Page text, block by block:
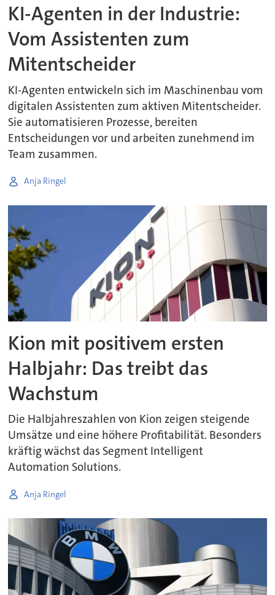
KI-Agenten in der Industrie:
Vom Assistenten zum
Mitentscheider
KI-Agenten entwickeln sich im Maschinenbau vom
digitalen Assistenten zum aktiven Mitentscheider.
Sie automatisieren Prozesse, bereiten
Entscheidungen vor und arbeiten zunehmend im
Team zusammen.
Anja Ringel
Kion mit positivem ersten
Halbjahr: Das treibt das
Wachstum
Die Halbjahreszahlen von Kion zeigen steigende
Umsätze und eine höhere Profitabilität. Besonders
kräftig wächst das Segment Intelligent
Automation Solutions.
Anja Ringel